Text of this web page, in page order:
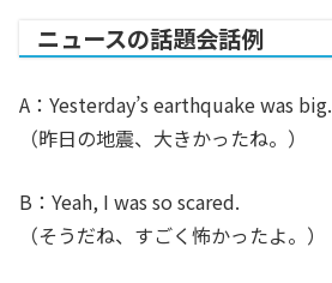
ニュースの話題会話例
A：Yesterday’s earthquake was big.
（昨日の地震、大きかったね。）
B：Yeah, I was so scared.
（そうだね、すごく怖かったよ。）